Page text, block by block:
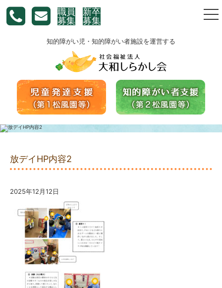
職員
募集
新卒
募集
知的障がい児・知的障がい者施設を運営する
放デイHP内容2
2025年12月12日